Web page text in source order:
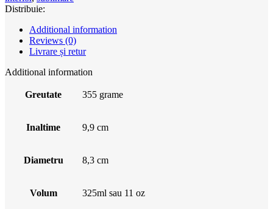
Distribuie:
Additional information
Reviews (0)
Livrare și retur
Additional information
Greutate 355 grame
Inaltime 9,9 cm
Diametru 8,3 cm
Volum 325ml sau 11 oz